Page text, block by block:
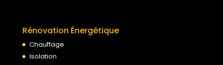
Rénovation Énergétique
Chauffage
Isolation